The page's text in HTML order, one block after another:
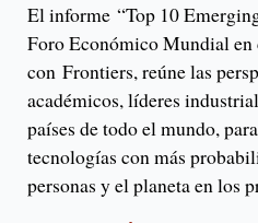
El informe “Top 10
Foro Económico Mundial
con Frontiers, reúne las
académicos, líderes
países de todo el mundo,
tecnologías con más
personas y el planeta en los